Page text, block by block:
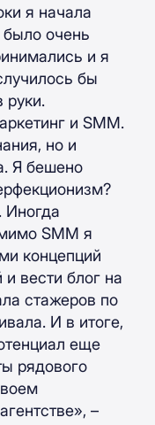
я начала
очень
и я
бы
руки.
и SMM.
но и
Я бешено
Иногда
SMM я
концепций
вести блог на
стажеров по
И в итоге,
еще
рядового
–